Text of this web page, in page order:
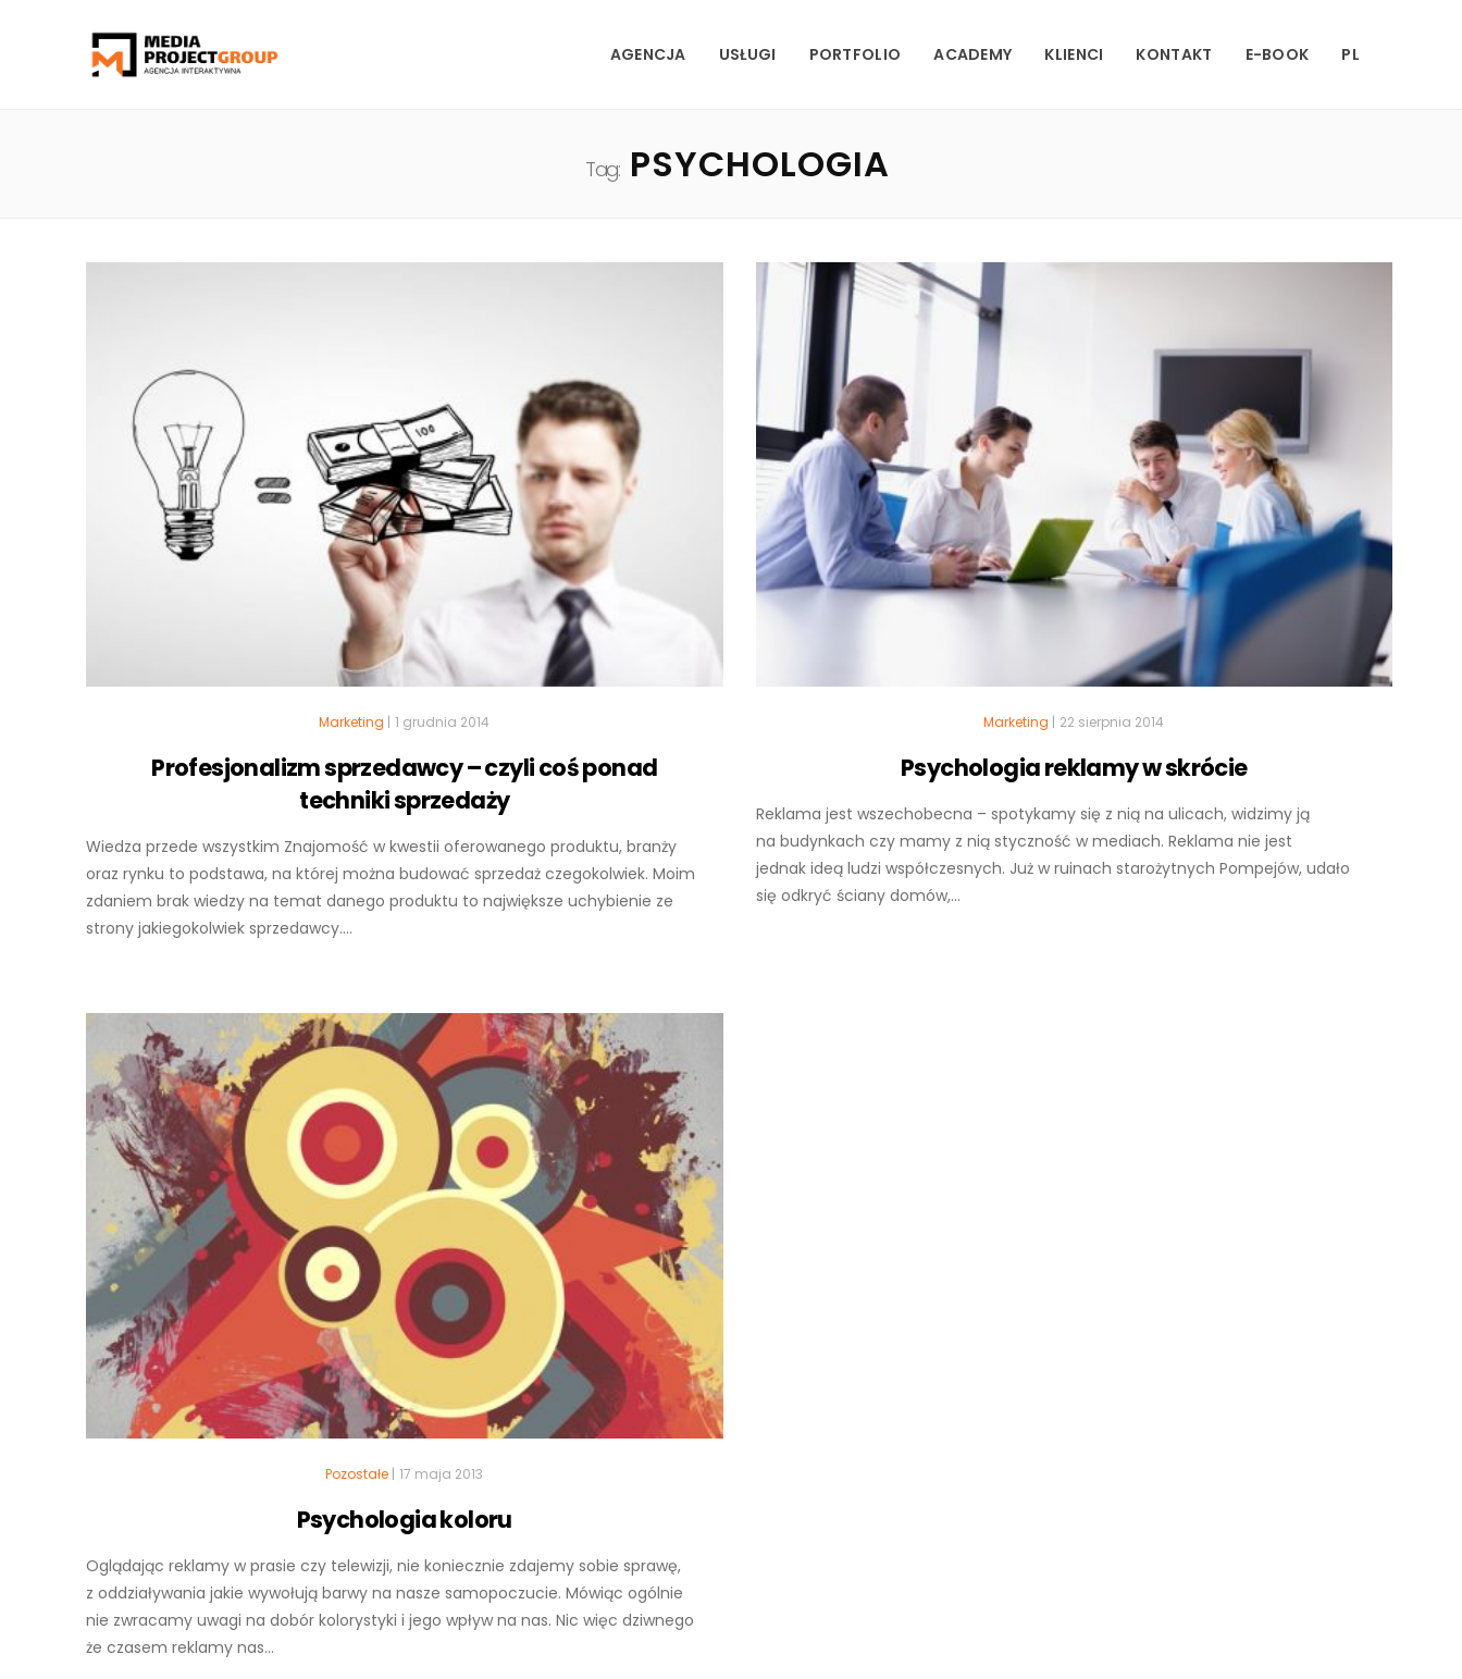
AGENCJA USŁUGI PORTFOLIO ACADEMY KLIENCI KONTAKT E-BOOK PL
Tag:PSYCHOLOGIA
Marketing | 1 grudnia 2014
Profesjonalizm sprzedawcy – czyli coś ponad
techniki sprzedaży
Wiedza przede wszystkim Znajomość w kwestii oferowanego produktu, branży
oraz rynku to podstawa, na której można budować sprzedaż czegokolwiek. Moim
zdaniem brak wiedzy na temat danego produktu to największe uchybienie ze
strony jakiegokolwiek sprzedawcy....
Marketing | 22 sierpnia 2014
Psychologia reklamy w skrócie
Reklama jest wszechobecna – spotykamy się z nią na ulicach, widzimy ją
na budynkach czy mamy z nią styczność w mediach. Reklama nie jest
jednak ideą ludzi współczesnych. Już w ruinach starożytnych Pompejów, udało
się odkryć ściany domów,...
Pozostałe | 17 maja 2013
Psychologia koloru
Oglądając reklamy w prasie czy telewizji, nie koniecznie zdajemy sobie sprawę,
z oddziaływania jakie wywołują barwy na nasze samopoczucie. Mówiąc ogólnie
nie zwracamy uwagi na dobór kolorystyki i jego wpływ na nas. Nic więc dziwnego
że czasem reklamy nas...